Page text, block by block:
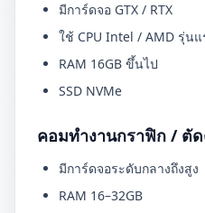
มีการ์ดจอ GTX / RTX
ใช้ CPU Intel / AMD รุ่นแ
RAM 16GB ขึ้นไป
SSD NVMe
คอมทำงานกราฟิก / ตั
มีการ์ดจอระดับกลางถึงสูง
RAM 16–32GB